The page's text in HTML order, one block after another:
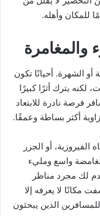
للمكان وأهله.
والمغامرة
الشهرة. أحيانًا تكون
يترك أثرًا كبيرًا
فرصة نادرة للابتعاد
أكثر بساطة وعمقًا.
أو الجزر
واسع ومليء
لك مجرد مناظر
مكانًا لا يعرفه إلا
الذين يبحثون